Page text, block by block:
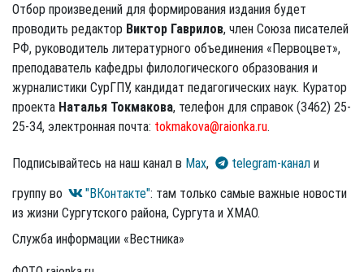
Отбор произведений для формирования издания будет
проводить редактор Виктор Гаврилов, член Союза писателей
РФ, руководитель литературного объединения «Первоцвет»,
преподаватель кафедры филологического образования и
журналистики СурГПУ, кандидат педагогических наук. Куратор
проекта Наталья Токмакова, телефон для справок (3462) 25-
25-34, электронная почта: tokmakova@raionka.ru.
Подписывайтесь на наш канал в Max, telegram-канал и
группу во
"ВКонтакте": там только самые важные новости
из жизни Сургутского района, Сургута и ХМАО.
Служба информации «Вестника»